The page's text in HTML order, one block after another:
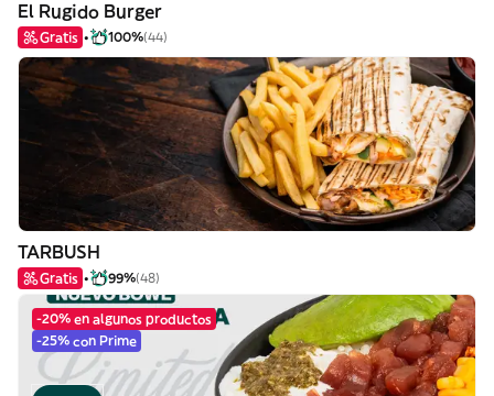
El Rugido Burger
Gratis 100%(44)
TARBUSH
Gratis 99%(48)
-20% en algunos productos
-25% con Prime